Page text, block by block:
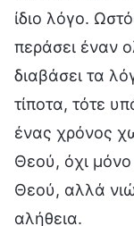
ίδιο λόγο.
περάσει έναν
διαβάσει τα
τίποτα, τότε
ένας χρόνος
Θεού, όχι
Θεού, αλλά
αλήθεια.